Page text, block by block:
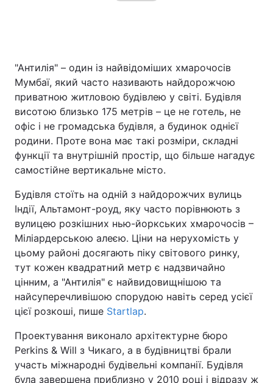
"Антилія" – один із найвідоміших хмарочосів
Мумбаї, який часто називають найдорожчою
приватною житловою будівлею у світі. Будівля
висотою близько 175 метрів – це не готель, не
офіс і не громадська будівля, а будинок однієї
родини. Проте вона має такі розміри, складні
функції та внутрішній простір, що більше нагадує
самостійне вертикальне місто.
Будівля стоїть на одній з найдорожчих вулиць
Індії, Альтамонт-роуд, яку часто порівнюють з
вулицею розкішних нью-йоркських хмарочосів –
Міліардерською алеєю. Ціни на нерухомість у
цьому районі досягають піку світового ринку,
тут кожен квадратний метр є надзвичайно
цінним, а "Антилія" є найвидовищнішою та
найсуперечливішою спорудою навіть серед усієї
цієї розкоші, пише Startlap.
Проектування виконало архітектурне бюро
Perkins & Will з Чикаго, а в будівництві брали
участь міжнародні будівельні компанії. Будівля
була завершена приблизно у 2010 році і відразу ж